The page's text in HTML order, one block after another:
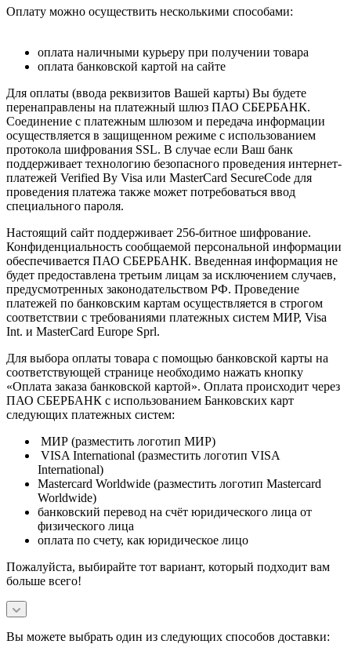
Оплату можно осуществить несколькими способами:
оплата наличными курьеру при получении товара
оплата банковской картой на сайте
Для оплаты (ввода реквизитов Вашей карты) Вы будете
перенаправлены на платежный шлюз ПАО СБЕРБАНК.
Соединение с платежным шлюзом и передача информации
осуществляется в защищенном режиме с использованием
протокола шифрования SSL. В случае если Ваш банк
поддерживает технологию безопасного проведения интернет-
платежей Verified By Visa или MasterCard SecureCode для
проведения платежа также может потребоваться ввод
специального пароля.
Настоящий сайт поддерживает 256-битное шифрование.
Конфиденциальность сообщаемой персональной информации
обеспечивается ПАО СБЕРБАНК. Введенная информация не
будет предоставлена третьим лицам за исключением случаев,
предусмотренных законодательством РФ. Проведение
платежей по банковским картам осуществляется в строгом
соответствии с требованиями платежных систем МИР, Visa
Int. и MasterCard Europe Sprl.
Для выбора оплаты товара с помощью банковской карты на
соответствующей странице необходимо нажать кнопку
«Оплата заказа банковской картой». Оплата происходит через
ПАО СБЕРБАНК с использованием Банковских карт
следующих платежных систем:
МИР (разместить логотип МИР)
VISA International (разместить логотип VISA
International)
Mastercard Worldwide (разместить логотип Mastercard
Worldwide)
банковский перевод на счёт юридического лица от
физического лица
оплата по счету, как юридическое лицо
Пожалуйста, выбирайте тот вариант, который подходит вам
больше всего!
Вы можете выбрать один из следующих способов доставки: